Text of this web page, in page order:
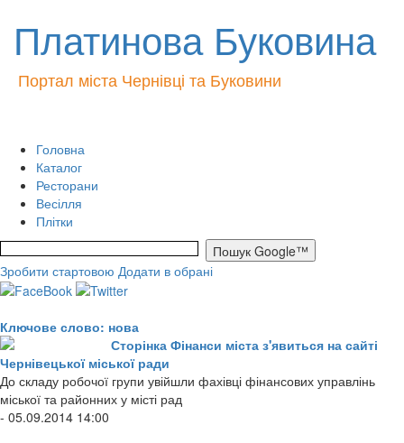
Платинова Буковина
Портал міста Чернівці та Буковини
Головна
Каталог
Ресторани
Весілля
Плітки
Зробити стартовою Додати в обрані
Ключове слово: нова
Сторінка Фінанси міста з'явиться на сайті
Чернівецької міської ради
До складу робочої групи увійшли фахівці фінансових управлінь
міської та районних у місті рад
- 05.09.2014 14:00